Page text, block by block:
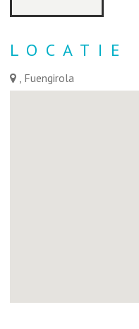
LOCATIE
, Fuengirola